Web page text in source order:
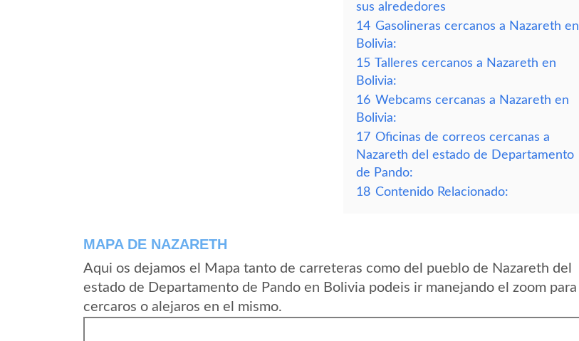
sus alrededores
14 Gasolineras cercanos a Nazareth en
Bolivia:
15 Talleres cercanos a Nazareth en
Bolivia:
16 Webcams cercanas a Nazareth en
Bolivia:
17 Oficinas de correos cercanas a
Nazareth del estado de Departamento
de Pando:
18 Contenido Relacionado:
MAPA DE NAZARETH
Aqui os dejamos el Mapa tanto de carreteras como del pueblo de Nazareth del
estado de Departamento de Pando en Bolivia podeis ir manejando el zoom para
cercaros o alejaros en el mismo.